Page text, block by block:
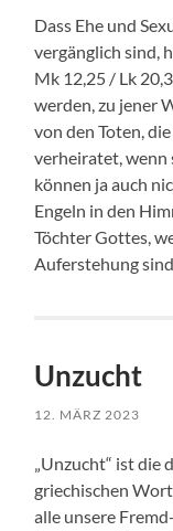
Dass Ehe und
vergänglich sind,
Mk 12,25 / Lk
werden, zu jener
von den Toten,
verheiratet, wenn
können ja auch
Engeln in den
Töchter Gottes,
Auferstehung
Unzucht
12. MÄRZ 2023
„Unzucht“ ist die
griechischen
alle unsere